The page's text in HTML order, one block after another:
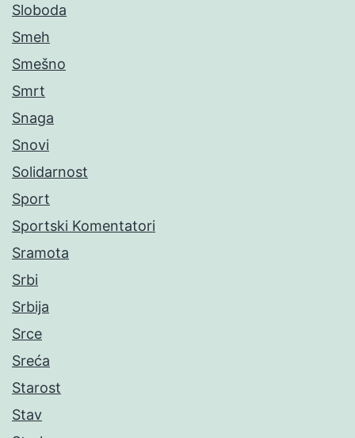
Sloboda
Smeh
Smešno
Smrt
Snaga
Snovi
Solidarnost
Sport
Sportski Komentatori
Sramota
Srbi
Srbija
Srce
Sreća
Starost
Stav